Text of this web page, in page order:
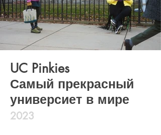
UC Pinkies
Самый прекрасный
универсиет в мире
2023